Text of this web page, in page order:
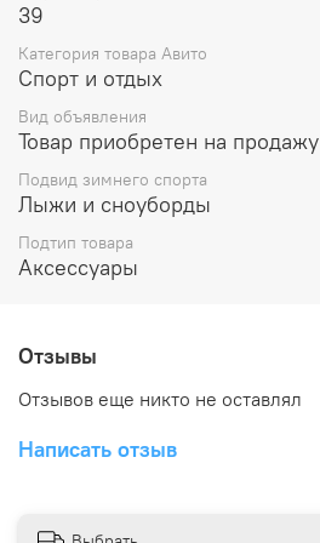
39
Категория товара Авито
Спорт и отдых
Вид объявления
Товар приобретен на продажу
Подвид зимнего спорта
Лыжи и сноуборды
Подтип товара
Аксессуары
Отзывы
Отзывов еще никто не оставлял
Написать отзыв